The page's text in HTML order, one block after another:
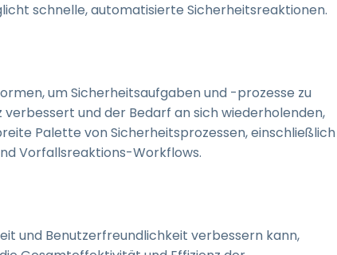
schnelle, automatisierte Sicherheitsreaktionen.
um Sicherheitsaufgaben und -prozesse zu
und der Bedarf an sich wiederholenden,
Palette von Sicherheitsprozessen, einschließlich
Vorfallsreaktions-Workflows.
und Benutzerfreundlichkeit verbessern kann,